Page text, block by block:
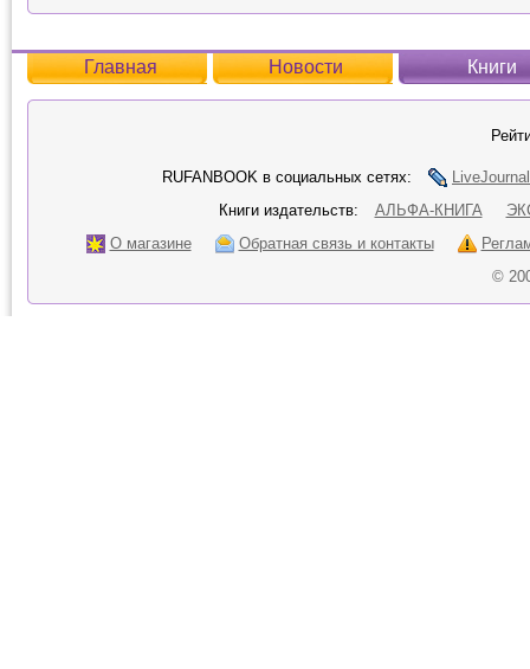
Главная Новости Книги
RUFANBOOK в социальных сетях:
LiveJournal
Книги издательств:
АЛЬФА-КНИГА
О магазине
Обратная связь и контакты
©